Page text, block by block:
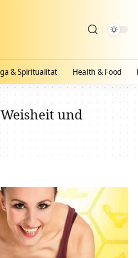
& Spiritualität Health & Food
Weisheit und